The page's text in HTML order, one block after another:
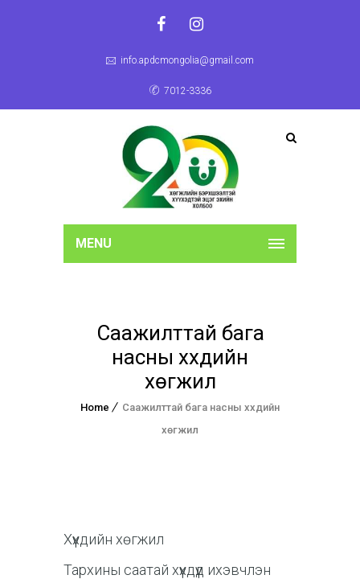
info.apdcmongolia@gmail.com
7012-3336
MENU
Саажилттай бага
насны хүүхдийн
хөгжил
Home
Саажилттай бага насны хүүхдийн
хөгжил
Хүүхдийн хөгжил
Тархины саатай хүүхдүүд ихэвчлэн